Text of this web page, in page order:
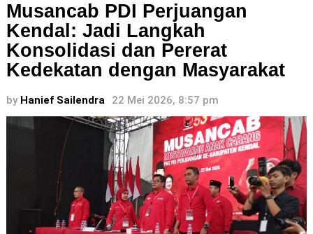
Musancab PDI Perjuangan
Kendal: Jadi Langkah
Konsolidasi dan Pererat
Kedekatan dengan Masyarakat
by Hanief Sailendra 22 Mei 2026, 8:57 pm